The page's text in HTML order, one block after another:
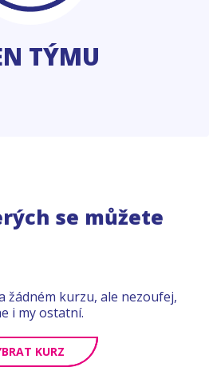
TÝMU
se můžete
žádném kurzu, ale nezoufej,
i my ostatní.
KURZ